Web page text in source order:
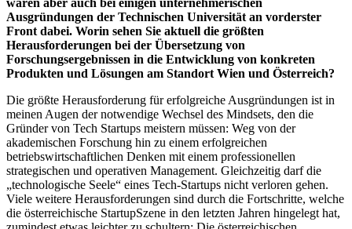
Ausgründungen der Technischen Universität an vorderster
Front dabei. Worin sehen Sie aktuell die größten
Herausforderungen bei der Übersetzung von
Forschungsergebnissen in die Entwicklung von konkreten
Produkten und Lösungen am Standort Wien und Österreich?
Die größte Herausforderung für erfolgreiche Ausgründungen ist in
meinen Augen der notwendige Wechsel des Mindsets, den die
Gründer von Tech Startups meistern müssen: Weg von der
akademischen Forschung hin zu einem erfolgreichen
betriebswirtschaftlichen Denken mit einem professionellen
strategischen und operativen Management. Gleichzeitig darf die
„technologische Seele“ eines Tech-Startups nicht verloren gehen.
Viele weitere Herausforderungen sind durch die Fortschritte, welche
die österreichische StartupSzene in den letzten Jahren hingelegt hat,